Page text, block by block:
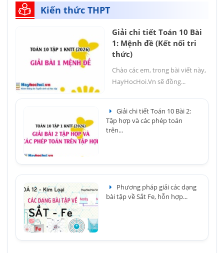
Kiến thức THPT
Giải chi tiết Toán 10 Bài
1: Mệnh đề (Kết nối tri
thức)
Chào các em, trong bài viết này,
HayHocHoi.Vn sẽ đồng...
Giải chi tiết Toán 10 Bài 2:
Tập hợp và các phép toán
trên...
Phương pháp giải các dạng
bài tập về Sắt Fe, hỗn hợp...